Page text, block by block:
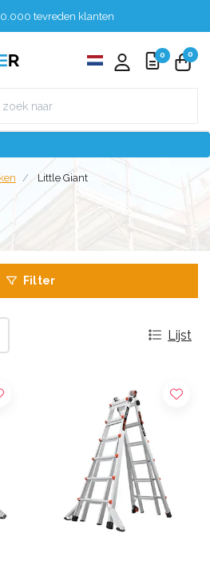
tevreden klanten
0 0
Little Giant
Filter
Lijst